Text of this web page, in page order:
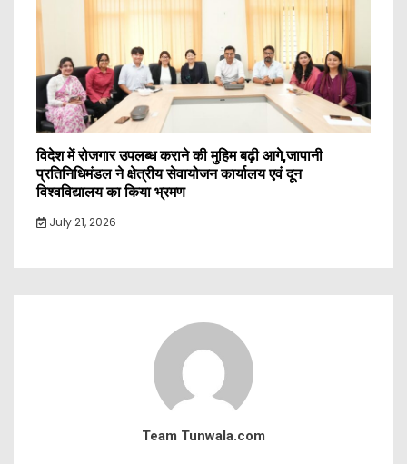
विदेश में रोजगार उपलब्ध कराने की मुहिम बढ़ी आगे,जापानी
प्रतिनिधिमंडल ने क्षेत्रीय सेवायोजन कार्यालय एवं दून
विश्वविद्यालय का किया भ्रमण
July 21, 2026
Team Tunwala.com